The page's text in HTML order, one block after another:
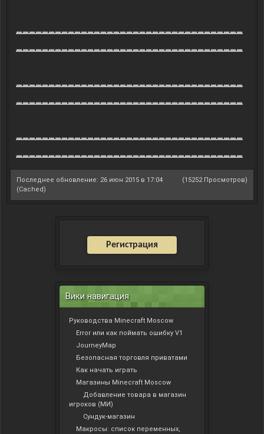
___________________________________
___________________________________
___________________________________
___________________________________
___________________________________
___________________________________
(15252 Просмотров)
Последнее обновление: 26 июн 2015 в 17:04
(Cached)
Регистрация
Вики навигация
Руководства Minecraft Moscow
Error или как поймать ошибку V1
JourneyMap
Безопасная торговля приватами
Как начать играть
Магазины Minecraft Moscow
Добавление товара в магазин
игроков (МИ)
Сундук-магазин
Макросы: список переменных,